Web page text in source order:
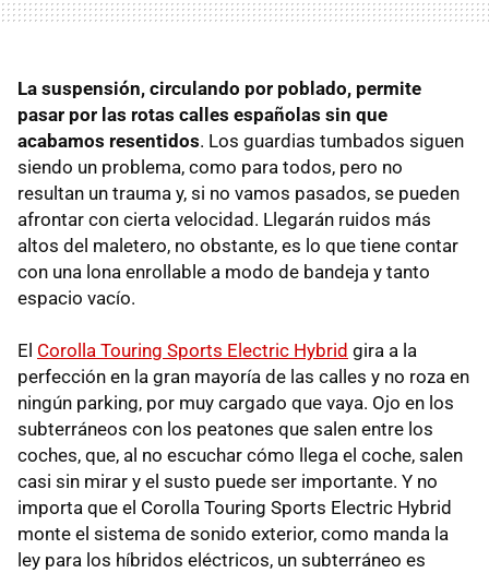
La suspensión, circulando por poblado, permite
pasar por las rotas calles españolas sin que
acabamos resentidos. Los guardias tumbados siguen
siendo un problema, como para todos, pero no
resultan un trauma y, si no vamos pasados, se pueden
afrontar con cierta velocidad. Llegarán ruidos más
altos del maletero, no obstante, es lo que tiene contar
con una lona enrollable a modo de bandeja y tanto
espacio vacío.
El Corolla Touring Sports Electric Hybrid gira a la
perfección en la gran mayoría de las calles y no roza en
ningún parking, por muy cargado que vaya. Ojo en los
subterráneos con los peatones que salen entre los
coches, que, al no escuchar cómo llega el coche, salen
casi sin mirar y el susto puede ser importante. Y no
importa que el Corolla Touring Sports Electric Hybrid
monte el sistema de sonido exterior, como manda la
ley para los híbridos eléctricos, un subterráneo es